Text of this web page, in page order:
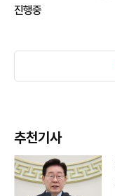
진행중
추천기사